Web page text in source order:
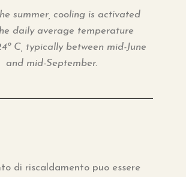
summer, cooling is activated
daily average temperature
C, typically between mid-June
and mid-September.
di riscaldamento puo essere